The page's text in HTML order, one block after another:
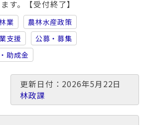
す。【受付終了】
業
農林水産政策
支援
公募・募集
助成金
更新日付：2026年5月22日
林政課